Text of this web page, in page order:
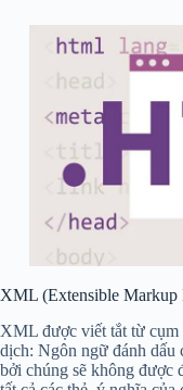
XML (Extensible Markup
XML được viết tắt từ cụm
dịch: Ngôn ngữ đánh
bởi chúng sẽ không được